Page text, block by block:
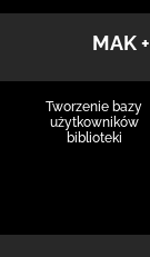
MAK +
Tworzenie bazy
użytkowników
biblioteki